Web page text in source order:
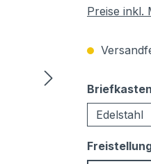
Preise inkl.
Briefkasten
Edelstahl